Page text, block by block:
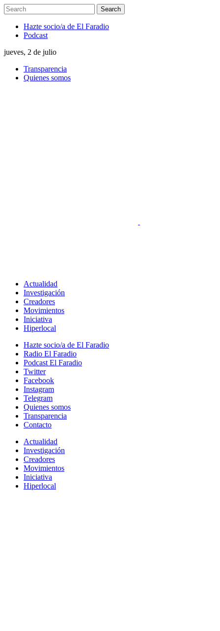
Hazte socio/a de El Faradio
Podcast
jueves, 2 de julio
Transparencia
Quienes somos
Actualidad
Investigación
Creadores
Movimientos
Iniciativa
Hiperlocal
Hazte socio/a de El Faradio
Radio El Faradio
Podcast El Faradio
Twitter
Facebook
Instagram
Telegram
Quienes somos
Transparencia
Contacto
Actualidad
Investigación
Creadores
Movimientos
Iniciativa
Hiperlocal